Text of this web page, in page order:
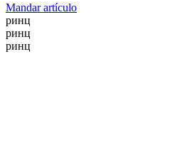
Mandar artículo
ринц
ринц
ринц